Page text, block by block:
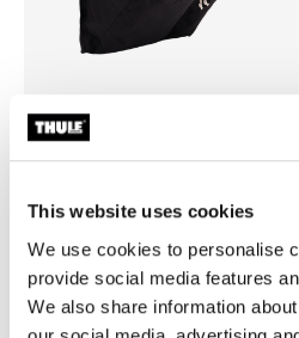
This website uses cookies
We use cookies to personalise
provide social media features
We also share information
Thule rooftop tent organizer
organizador de zapatos de tienda de